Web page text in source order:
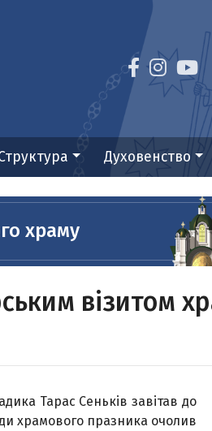
Духовенство
храму
візитом
Тарас Сеньків завітав до
храмового празника очолив